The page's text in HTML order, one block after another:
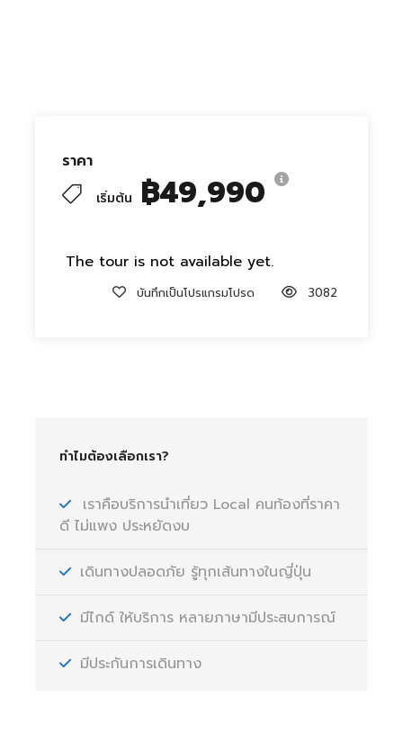
ราคา
เริ่มต้น ฿49,990
The tour is not available yet.
บันทึกเป็นโปรแกรมโปรด 3082
ทำไมต้องเลือกเรา?
เราคือบริการนำเที่ยว Local คนท้องที่ราคา
ดี ไม่แพง ประหยัดงบ
เดินทางปลอดภัย รู้ทุกเส้นทางในญี่ปุ่น
มีไกด์ ให้บริการ หลายภาษามีประสบการณ์
มีประกันการเดินทาง